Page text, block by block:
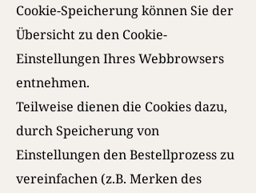
Cookie-Speicherung können Sie der
Übersicht zu den Cookie-
Einstellungen Ihres Webbrowsers
entnehmen.
Teilweise dienen die Cookies dazu,
durch Speicherung von
Einstellungen den Bestellprozess zu
vereinfachen (z.B. Merken des